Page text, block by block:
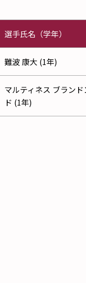
選手氏名（学年）
難波 康大 (1年)
マルティネス ブランド
ド (1年)